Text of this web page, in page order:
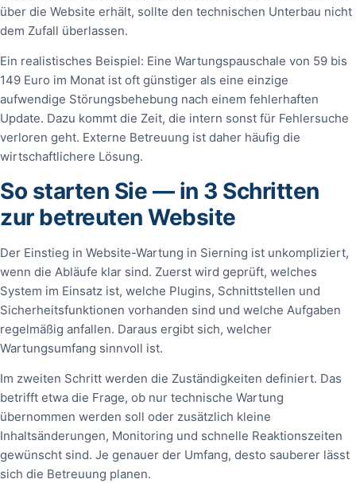
über die Website erhält, sollte den technischen Unterbau nicht
dem Zufall überlassen.
Ein realistisches Beispiel: Eine Wartungspauschale von 59 bis
149 Euro im Monat ist oft günstiger als eine einzige
aufwendige Störungsbehebung nach einem fehlerhaften
Update. Dazu kommt die Zeit, die intern sonst für Fehlersuche
verloren geht. Externe Betreuung ist daher häufig die
wirtschaftlichere Lösung.
So starten Sie — in 3 Schritten
zur betreuten Website
Der Einstieg in Website-Wartung in Sierning ist unkompliziert,
wenn die Abläufe klar sind. Zuerst wird geprüft, welches
System im Einsatz ist, welche Plugins, Schnittstellen und
Sicherheitsfunktionen vorhanden sind und welche Aufgaben
regelmäßig anfallen. Daraus ergibt sich, welcher
Wartungsumfang sinnvoll ist.
Im zweiten Schritt werden die Zuständigkeiten definiert. Das
betrifft etwa die Frage, ob nur technische Wartung
übernommen werden soll oder zusätzlich kleine
Inhaltsänderungen, Monitoring und schnelle Reaktionszeiten
gewünscht sind. Je genauer der Umfang, desto sauberer lässt
sich die Betreuung planen.